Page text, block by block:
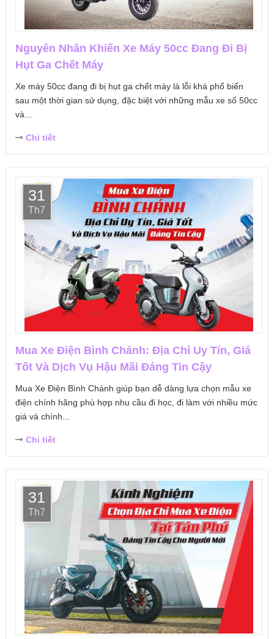
Nguyên Nhân Khiến Xe Máy 50cc Đang Đi Bị
Hụt Ga Chết Máy
Xe máy 50cc đang đi bị hụt ga chết máy là lỗi khá phổ biến
sau một thời gian sử dụng, đặc biệt với những mẫu xe số 50cc
và...
Chi tiết
31
Th7
Mua Xe Điện Bình Chánh: Địa Chỉ Uy Tín, Giá
Tốt Và Dịch Vụ Hậu Mãi Đáng Tin Cậy
Mua Xe Điện Bình Chánh giúp bạn dễ dàng lựa chọn mẫu xe
điện chính hãng phù hợp nhu cầu đi học, đi làm với nhiều mức
giá và chính...
Chi tiết
31
Th7